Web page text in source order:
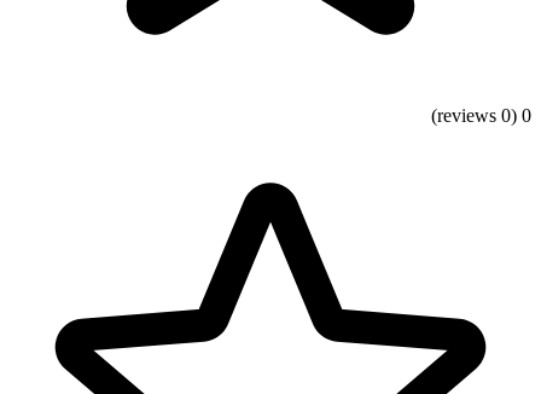
0
(0 reviews)